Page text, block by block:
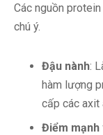
Các nguồn
chú ý.
Đậu nành:
hàm lượng
cấp các axit
Điểm mạnh